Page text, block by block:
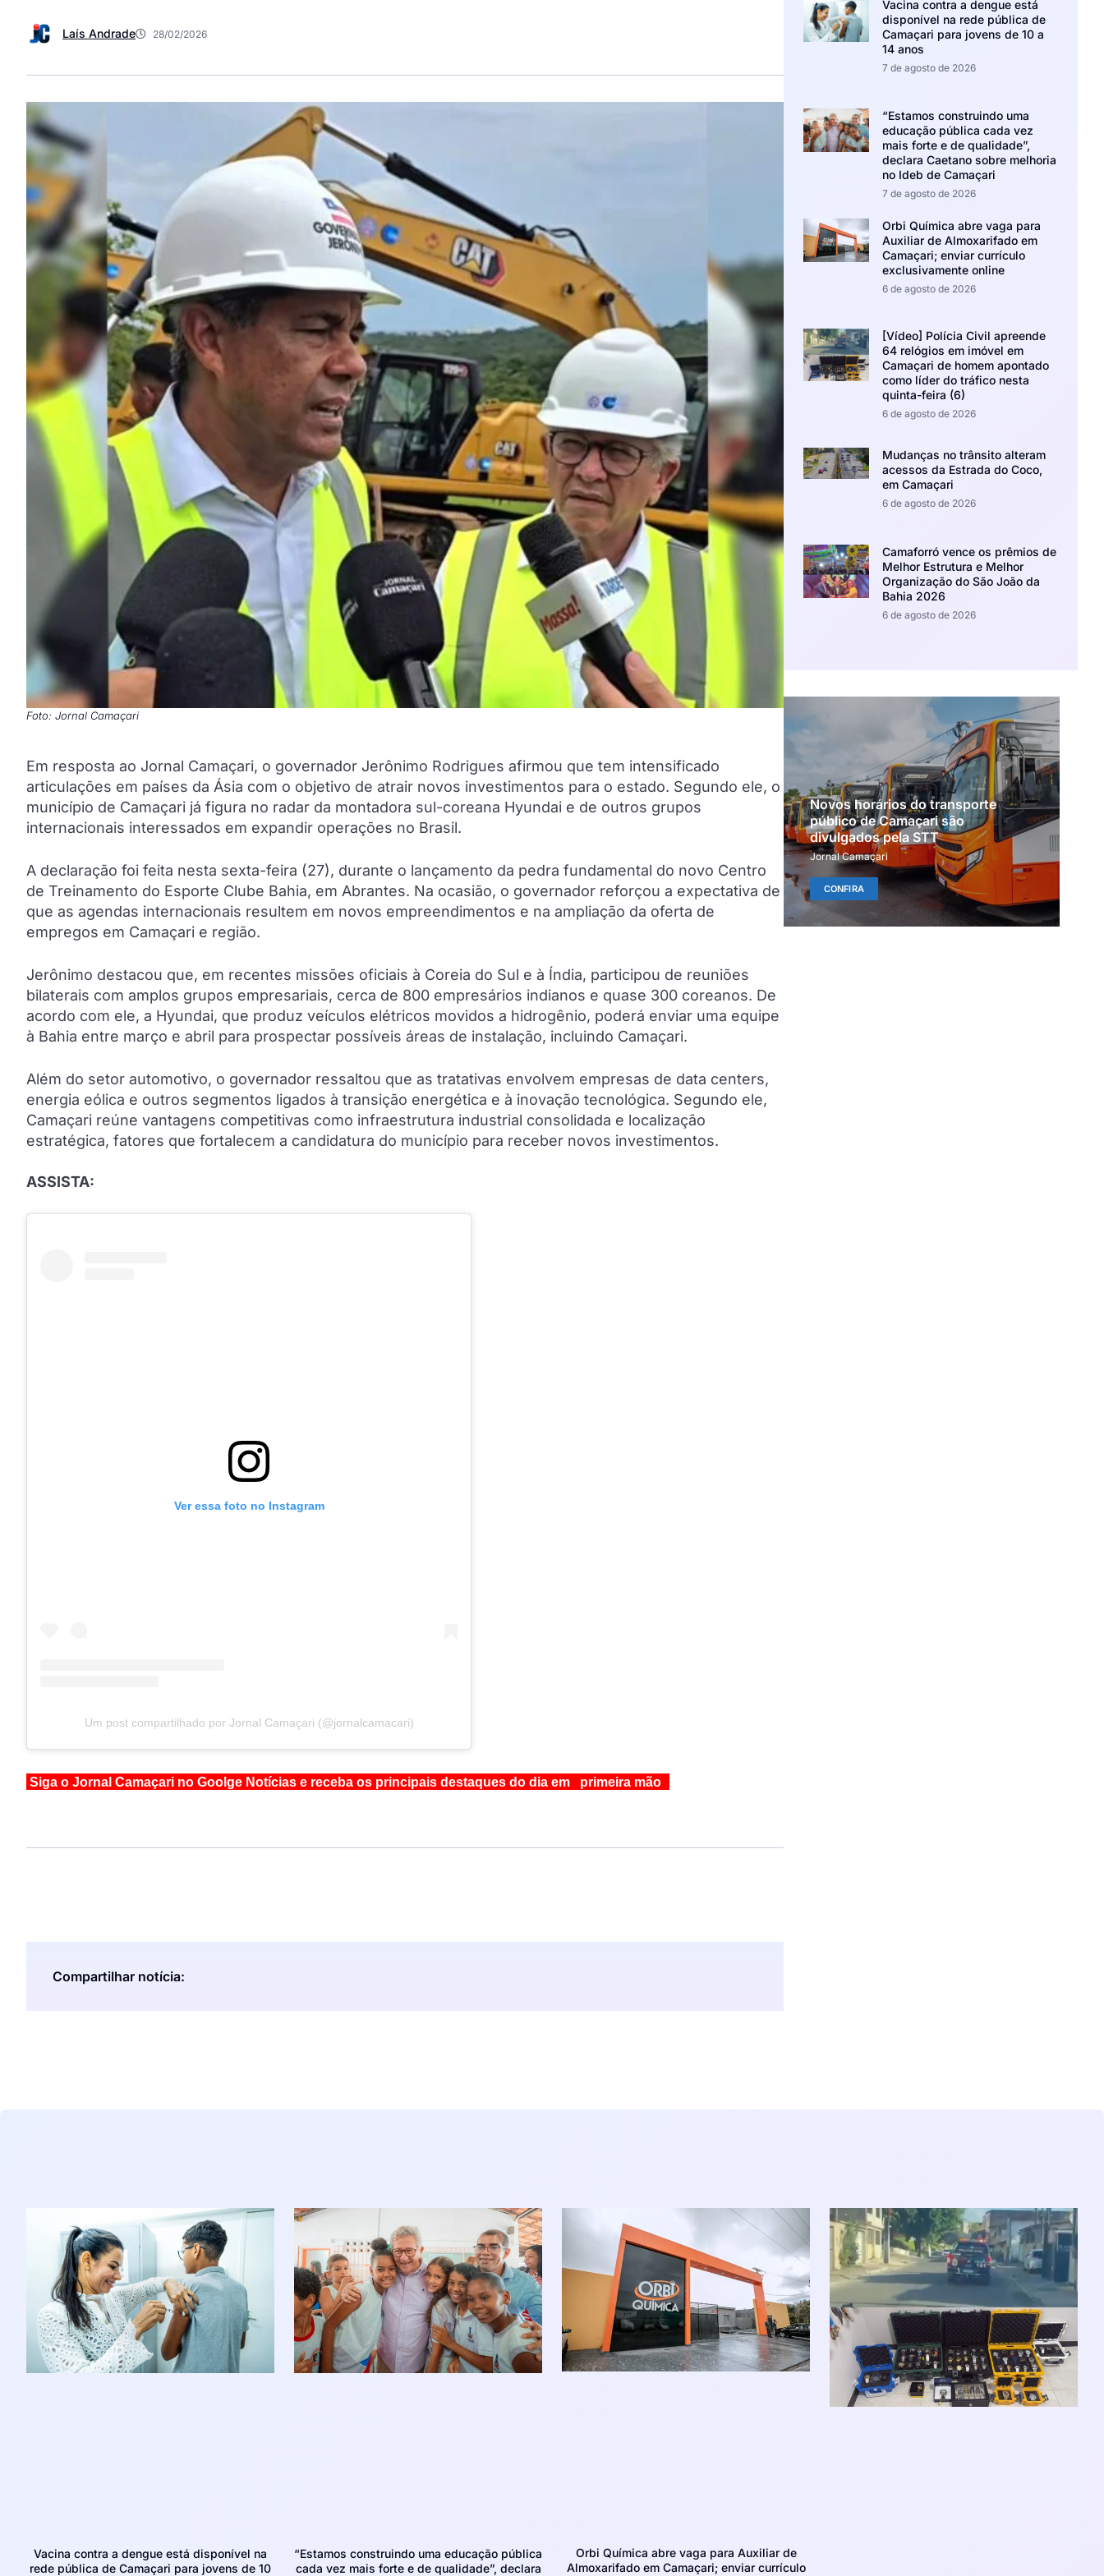
Laís Andrade 28/02/2026
Foto: Jornal Camaçari
Em resposta ao Jornal Camaçari, o governador Jerônimo Rodrigues afirmou que tem intensificado
articulações em países da Ásia com o objetivo de atrair novos investimentos para o estado. Segundo ele, o
município de Camaçari já figura no radar da montadora sul-coreana Hyundai e de outros grupos
internacionais interessados em expandir operações no Brasil.
A declaração foi feita nesta sexta-feira (27), durante o lançamento da pedra fundamental do novo Centro
de Treinamento do Esporte Clube Bahia, em Abrantes. Na ocasião, o governador reforçou a expectativa de
que as agendas internacionais resultem em novos empreendimentos e na ampliação da oferta de
empregos em Camaçari e região.
Jerônimo destacou que, em recentes missões oficiais à Coreia do Sul e à Índia, participou de reuniões
bilaterais com amplos grupos empresariais, cerca de 800 empresários indianos e quase 300 coreanos. De
acordo com ele, a Hyundai, que produz veículos elétricos movidos a hidrogênio, poderá enviar uma equipe
à Bahia entre março e abril para prospectar possíveis áreas de instalação, incluindo Camaçari.
Além do setor automotivo, o governador ressaltou que as tratativas envolvem empresas de data centers,
energia eólica e outros segmentos ligados à transição energética e à inovação tecnológica. Segundo ele,
Camaçari reúne vantagens competitivas como infraestrutura industrial consolidada e localização
estratégica, fatores que fortalecem a candidatura do município para receber novos investimentos.
ASSISTA:
Ver essa foto no Instagram
Um post compartilhado por Jornal Camaçari (@jornalcamacari)
Siga o Jornal Camaçari no Goolge Notícias e receba os principais destaques do dia em primeira mão
Compartilhar notícia:
Vacina contra a dengue está
disponível na rede pública de
Camaçari para jovens de 10 a
14 anos
7 de agosto de 2026
“Estamos construindo uma
educação pública cada vez
mais forte e de qualidade”,
declara Caetano sobre melhoria
no Ideb de Camaçari
7 de agosto de 2026
Orbi Química abre vaga para
Auxiliar de Almoxarifado em
Camaçari; enviar currículo
exclusivamente online
6 de agosto de 2026
[Vídeo] Polícia Civil apreende
64 relógios em imóvel em
Camaçari de homem apontado
como líder do tráfico nesta
quinta-feira (6)
6 de agosto de 2026
Mudanças no trânsito alteram
acessos da Estrada do Coco,
em Camaçari
6 de agosto de 2026
Camaforró vence os prêmios de
Melhor Estrutura e Melhor
Organização do São João da
Bahia 2026
6 de agosto de 2026
Novos horários do transporte
público de Camaçari são
divulgados pela STT
Jornal Camaçari
CONFIRA
Vacina contra a dengue está disponível na
rede pública de Camaçari para jovens de 10
“Estamos construindo uma educação pública
cada vez mais forte e de qualidade”, declara
Orbi Química abre vaga para Auxiliar de
Almoxarifado em Camaçari; enviar currículo